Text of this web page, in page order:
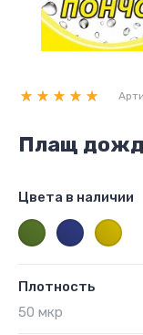
Плащ
Цвета в наличии
Плотность
50 мкр